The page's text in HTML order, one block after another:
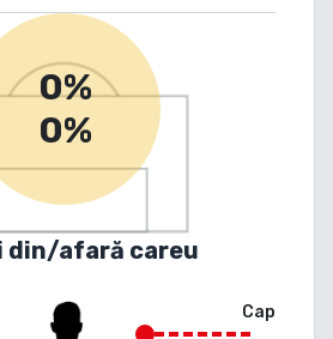
0%
0%
din/afară careu
Cap